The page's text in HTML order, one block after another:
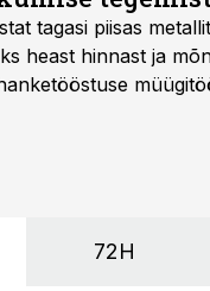
tagasi piisas
heast hinnast ja
72H